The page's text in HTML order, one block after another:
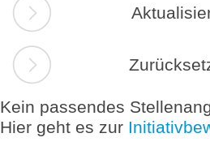
Kein passendes
Hier geht es zur